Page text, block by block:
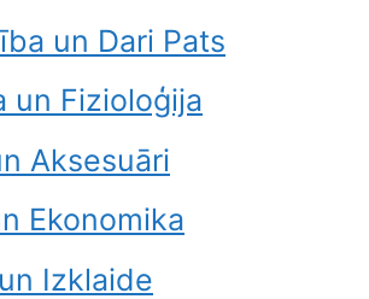
un Dari Pats
un Fizioloģija
Aksesuāri
Ekonomika
Izklaide